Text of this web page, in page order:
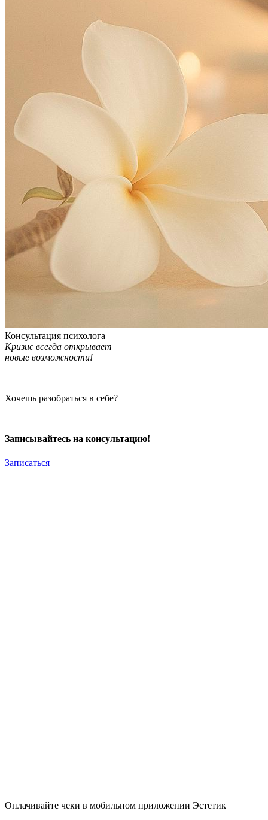
Консультация психолога
Кризис всегда открывает
новые возможности!
Хочешь разобраться в себе?
Записывайтесь на консультацию!
Записаться
Оплачивайте чеки в мобильном приложении Эстетик